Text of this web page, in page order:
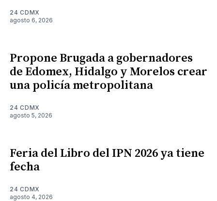
24 CDMX
agosto 6, 2026
Propone Brugada a gobernadores
de Edomex, Hidalgo y Morelos crear
una policía metropolitana
24 CDMX
agosto 5, 2026
Feria del Libro del IPN 2026 ya tiene
fecha
24 CDMX
agosto 4, 2026